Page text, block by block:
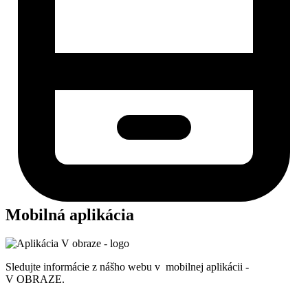
Mobilná aplikácia
Sledujte informácie z nášho webu v mobilnej aplikácii -
V OBRAZE.